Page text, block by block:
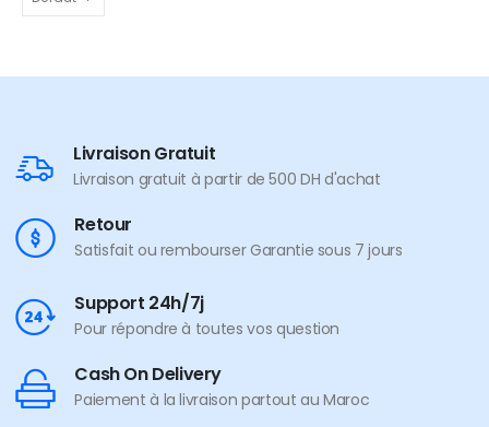
Livraison Gratuit
Livraison gratuit à partir de 500 DH d'achat
Retour
Satisfait ou rembourser Garantie sous 7 jours
Support 24h/7j
Pour répondre à toutes vos question
Cash On Delivery
Paiement à la livraison partout au Maroc